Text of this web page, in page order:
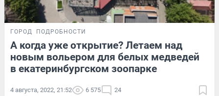
ГОРОД ПОДРОБНОСТИ
А когда уже открытие? Летаем над
новым вольером для белых медведей
в екатеринбургском зоопарке
4 августа, 2022, 21:52 6 575 24